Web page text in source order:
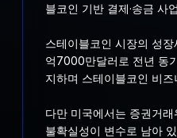
블코인 기반 결제·송금 사
스테이블코인 시장의 성
억7000만달러로 전년 동
지하며 스테이블코인 비
다만 미국에서는 증권거
불확실성이 변수로 남아